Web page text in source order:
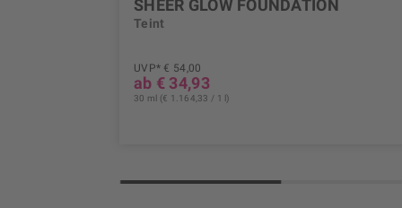
SHEER GLOW FOUNDATION
Teint
UVP* € 54,00
ab € 34,93
30 ml (€ 1.164,33 / 1 l)